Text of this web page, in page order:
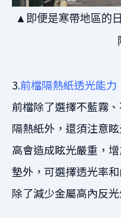
▲即便是寒帶地區的
3.前檔隔熱紙透光能力
前檔除了選擇不藍霧
隔熱紙外，還須注意
高會造成眩光嚴重，
墊外，可選擇透光率
除了減少金屬高內反